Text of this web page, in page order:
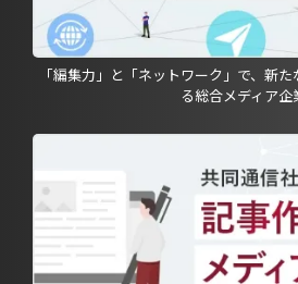
「編集力」と「ネットワーク」で、新
る総合メディア企